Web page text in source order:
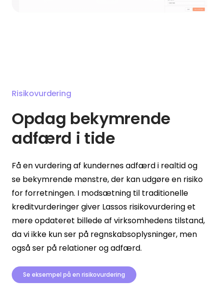
Risikovurdering
Opdag bekymrende
adfærd i tide
Få en vurdering af kundernes adfærd i realtid og
se bekymrende mønstre, der kan udgøre en risiko
for forretningen. I modsætning til traditionelle
kreditvurderinger giver Lassos risikovurdering et
mere opdateret billede af virksomhedens tilstand,
da vi ikke kun ser på regnskabsoplysninger, men
også ser på relationer og adfærd.
Se eksempel på en risikovurdering